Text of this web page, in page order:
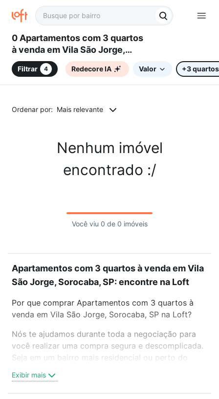
0 Apartamentos com 3 quartos
à venda em Vila São Jorge,
Sorocaba, SP
Filtrar 4 Redecore IA Valor +3 quartos
Ordenar por: Mais relevante
Nenhum imóvel
encontrado :/
Você viu 0 de 0 imóveis
Apartamentos com 3 quartos à venda em Vila
São Jorge, Sorocaba, SP: encontre na Loft
Por que comprar Apartamentos com 3 quartos à
venda em Vila São Jorge, Sorocaba, SP na Loft?
Nós te ajudamos durante toda a negociação para
você realizar uma compra segura e descomplicada.
Seja em um bairro mais residencial ou perto do
oferta ideal de Apartamentos com 3 quartos à
venda em Vila São Jorge, Sorocaba, SP para
Exibir mais